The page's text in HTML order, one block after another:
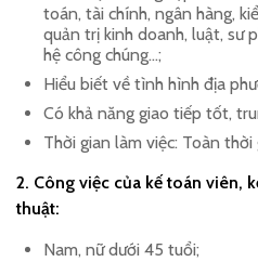
toán, tài chính, ngân hàng,
quản trị kinh doanh, luật, sư
hệ công chúng…;
Hiểu biết về tình hình địa
Có khả năng giao tiếp tốt,
Thời gian làm việc: Toàn thời
2. Công việc của kế toán viên,
thuật:
Nam, nữ dưới 45 tuổi;